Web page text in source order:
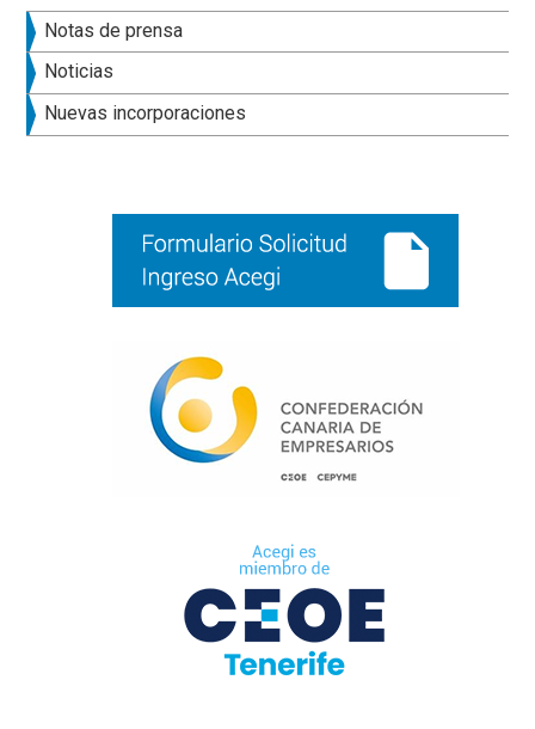
Barra
lateral
principal
Notas de prensa
Noticias
Nuevas incorporaciones